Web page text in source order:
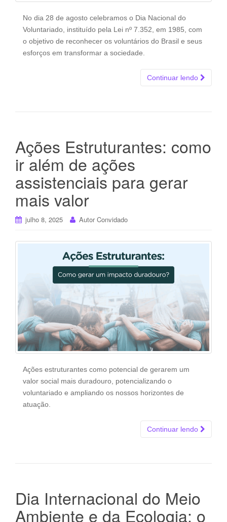
No dia 28 de agosto celebramos o Dia Nacional do
Voluntariado, instituído pela Lei nº 7.352, em 1985, com
o objetivo de reconhecer os voluntários do Brasil e seus
esforços em transformar a sociedade.
Continuar lendo
Ações Estruturantes: como
ir além de ações
assistenciais para gerar
mais valor
julho 8, 2025 Autor Convidado
Ações estruturantes como potencial de gerarem um
valor social mais duradouro, potencializando o
voluntariado e ampliando os nossos horizontes de
atuação.
Continuar lendo
Dia Internacional do Meio
Ambiente e da Ecologia: o